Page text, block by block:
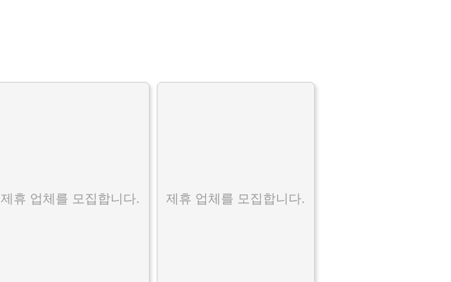
제휴 업체를 모집합니다. 제휴 업체를 모집합니다.